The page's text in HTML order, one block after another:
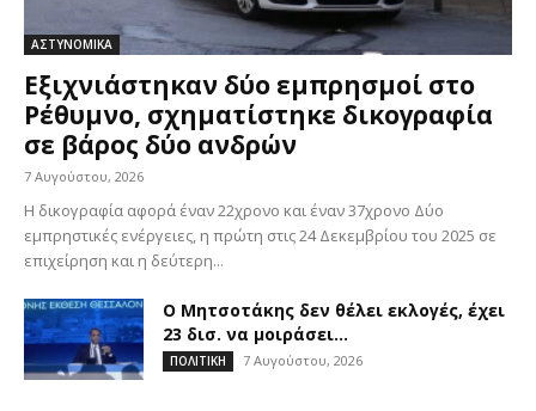
ΑΣΤΥΝΟΜΙΚΑ
Εξιχνιάστηκαν δύο εμπρησμοί στο
Ρέθυμνο, σχηματίστηκε δικογραφία
σε βάρος δύο ανδρών
7 Αυγούστου, 2026
Η δικογραφία αφορά έναν 22χρονο και έναν 37χρονο Δύο
εμπρηστικές ενέργειες, η πρώτη στις 24 Δεκεμβρίου του 2025 σε
επιχείρηση και η δεύτερη...
Ο Μητσοτάκης δεν θέλει εκλογές, έχει
23 δισ. να μοιράσει…
ΠΟΛΙΤΙΚΗ 7 Αυγούστου, 2026